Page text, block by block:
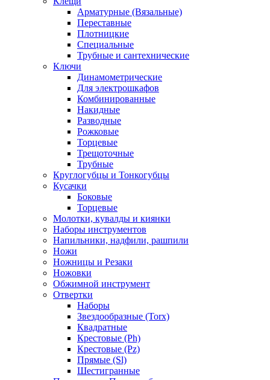
Арматурные (Вязальные)
Переставные
Плотницкие
Специальные
Трубные и сантехнические
Ключи
Динамометрические
Для электрошкафов
Комбинированные
Накидные
Разводные
Рожковые
Торцевые
Трещоточные
Трубные
Круглогубцы и Тонкогубцы
Кусачки
Боковые
Торцевые
Молотки, кувалды и киянки
Наборы инструментов
Напильники, надфили, рашпили
Ножи
Ножницы и Резаки
Ножовки
Обжимной инструмент
Отвертки
Наборы
Звездообразные (Torx)
Квадратные
Крестовые (Ph)
Крестовые (Pz)
Прямые (Sl)
Шестигранные